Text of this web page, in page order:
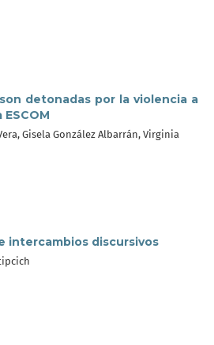
detonadas por la violencia a
Gisela González Albarrán, Virginia
intercambios discursivos